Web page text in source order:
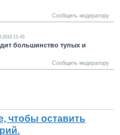
Сообщить модератору
11:43
большинство тупых и
Сообщить модератору
чтобы оставить